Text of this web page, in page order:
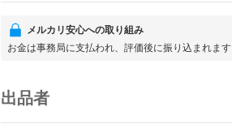
メルカリ安心への取り組み
お金は事務局に支払われ、評価後に振り込まれます
出品者